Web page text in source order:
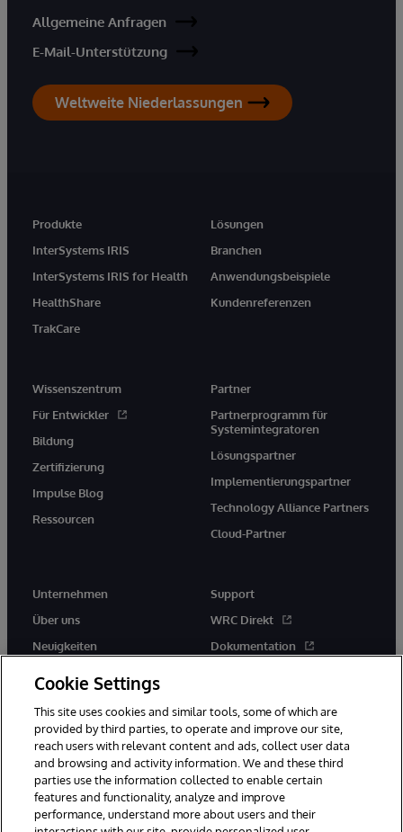
Allgemeine Anfragen
E-Mail-Unterstützung
Weltweite Niederlassungen
Produkte
InterSystems IRIS
InterSystems IRIS for Health
HealthShare
TrakCare
Lösungen
Branchen
Anwendungsbeispiele
Kundenreferenzen
Wissenszentrum
Für Entwickler
Bildung
Zertifizierung
Impulse Blog
Ressourcen
Partner
Partnerprogramm für
Systemintegratoren
Lösungspartner
Implementierungspartner
Technology Alliance Partners
Cloud-Partner
Unternehmen
Über uns
Neuigkeiten
Support
WRC Direkt
Dokumentation
© 1996-2026 InterSystems Corporation, Boston, MA. Alle Rechte
Cookie Settings
This site uses cookies and similar tools, some of which are
provided by third parties, to operate and improve our site,
reach users with relevant content and ads, collect user data
and browsing and activity information. We and these third
parties use the information collected to enable certain
features and functionality, analyze and improve
performance, understand more about users and their